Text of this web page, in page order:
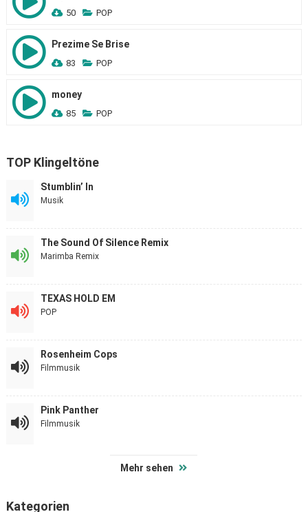
50 POP
Prezime Se Brise
83 POP
money
85 POP
TOP Klingeltöne
Stumblin’ In
Musik
The Sound Of Silence Remix
Marimba Remix
TEXAS HOLD EM
POP
Rosenheim Cops
Filmmusik
Pink Panther
Filmmusik
Mehr sehen
Kategorien